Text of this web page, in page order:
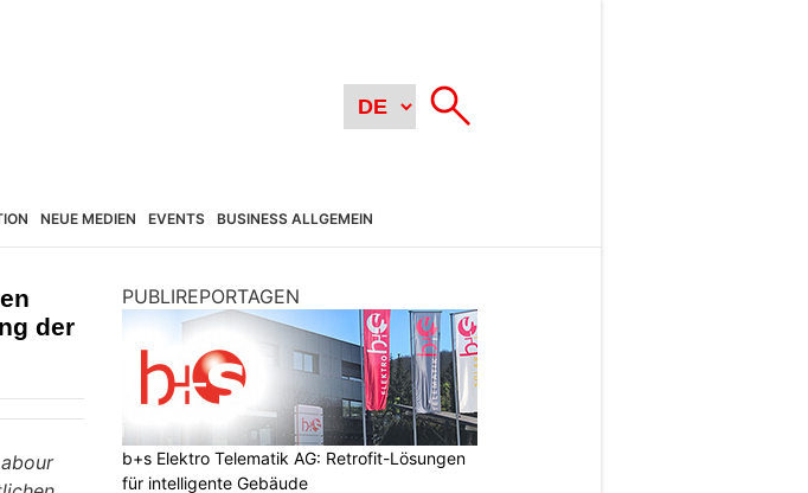
NEUE MEDIEN EVENTS BUSINESS ALLGEMEIN
der
PUBLIREPORTAGEN
b+s Elektro Telematik AG: Retrofit-Lösungen
für intelligente Gebäude